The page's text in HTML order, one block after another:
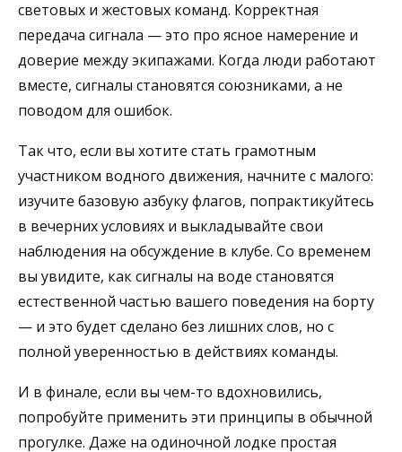
световых и жестовых команд. Корректная
передача сигнала — это про ясное намерение и
доверие между экипажами. Когда люди работают
вместе, сигналы становятся союзниками, а не
поводом для ошибок.
Так что, если вы хотите стать грамотным
участником водного движения, начните с малого:
изучите базовую азбуку флагов, попрактикуйтесь
в вечерних условиях и выкладывайте свои
наблюдения на обсуждение в клубе. Со временем
вы увидите, как сигналы на воде становятся
естественной частью вашего поведения на борту
— и это будет сделано без лишних слов, но с
полной уверенностью в действиях команды.
И в финале, если вы чем-то вдохновились,
попробуйте применить эти принципы в обычной
прогулке. Даже на одиночной лодке простая